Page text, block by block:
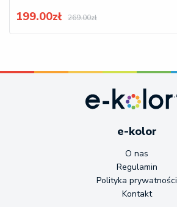
199.00zł 269.00zł
e-kolor
O nas
Regulamin
Polityka prywatności
Kontakt